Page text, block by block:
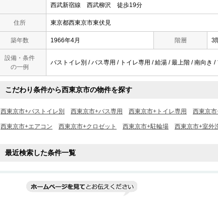
西武新宿線 西武柳沢 徒歩19分
住所 東京都西東京市東伏見
築年数 1966年4月 階層 3
設備・条件
の一例
バストイレ別 / バス専用 / トイレ専用 / 給湯 / 最上階 / 南向き
こだわり条件から西東京市の物件を探す
西東京市+バストイレ別 西東京市+バス専用 西東京市+トイレ専用 西東京
西東京市+エアコン 西東京市+クロゼット 西東京市+駐輪場 西東京市+室外
最近検索した条件一覧